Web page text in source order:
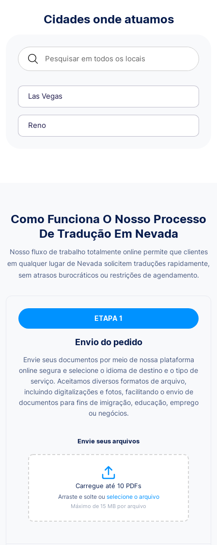
Cidades onde atuamos
Las Vegas
Reno
Como Funciona O Nosso Processo
De Tradução Em Nevada
Nosso fluxo de trabalho totalmente online permite que clientes
em qualquer lugar de Nevada solicitem traduções rapidamente,
sem atrasos burocráticos ou restrições de agendamento.
ETAPA 1
Envio do pedido
Envie seus documentos por meio de nossa plataforma
online segura e selecione o idioma de destino e o tipo de
serviço. Aceitamos diversos formatos de arquivo,
incluindo digitalizações e fotos, facilitando o envio de
documentos para fins de imigração, educação, emprego
ou negócios.
Envie seus arquivos
Carregue até 10 PDFs
Arraste e solte ou selecione o arquivo
Máximo de 15 MB por arquivo